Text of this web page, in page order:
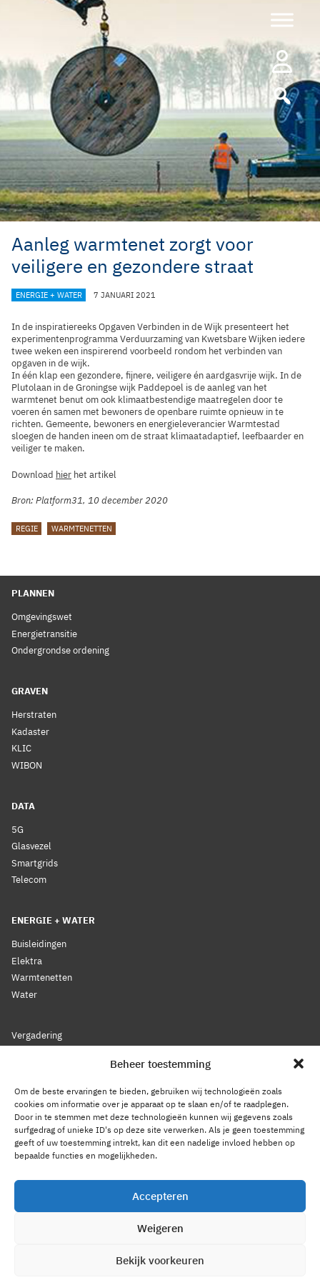
Beheer toestemming
Om de beste ervaringen te bieden, gebruiken wij technologieën zoals
cookies om informatie over je apparaat op te slaan en/of te raadplegen.
Door in te stemmen met deze technologieën kunnen wij gegevens zoals
surfgedrag of unieke ID's op deze site verwerken. Als je geen toestemming
geeft of uw toestemming intrekt, kan dit een nadelige invloed hebben op
bepaalde functies en mogelijkheden.
Accepteren
Weigeren
Bekijk voorkeuren
Aanleg warmtenet zorgt voor
veiligere en gezondere straat
CATEGORIEËN
ENERGIE + WATER 7 JANUARI 2021
In de inspiratiereeks Opgaven Verbinden in de Wijk presenteert het
experimentenprogramma Verduurzaming van Kwetsbare Wijken iedere
twee weken een inspirerend voorbeeld rondom het verbinden van
opgaven in de wijk.
In één klap een gezondere, fijnere, veiligere én aardgasvrije wijk. In de
Plutolaan in de Groningse wijk Paddepoel is de aanleg van het
warmtenet benut om ook klimaatbestendige maatregelen door te
voeren én samen met bewoners de openbare ruimte opnieuw in te
richten. Gemeente, bewoners en energieleverancier Warmtestad
sloegen de handen ineen om de straat klimaatadaptief, leefbaarder en
veiliger te maken.
Download hier het artikel
Bron: Platform31, 10 december 2020
TAGS
REGIE WARMTENETTEN
PLANNEN
Omgevingswet
Energietransitie
Ondergrondse ordening
GRAVEN
Herstraten
Kadaster
KLIC
WIBON
DATA
5G
Glasvezel
Smartgrids
Telecom
ENERGIE + WATER
Buisleidingen
Elektra
Warmtenetten
Water
Vergadering
Bestuur
Leden
Voorwaarden
Reglement
Statuten
Privacy Statement